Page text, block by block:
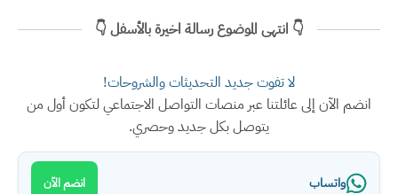
👇 انتهى الموضوع رسالة اخيرة بالأسفل 👇
لا تفوت جديد التحديثات والشروحات!
انضم الآن إلى عائلتنا عبر منصات التواصل الاجتماعي لتكون أول من
يتوصل بكل جديد وحصري.
واتساب انضم الآن